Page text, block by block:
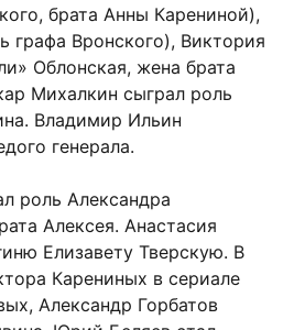
брата Анны Карениной),
графа Вронского), Виктория
Облонская, жена брата
Михалкин сыграл роль
Владимир Ильин
генерала.
роль Александра
Алексея. Анастасия
Елизавету Тверскую. В
Карениных в сериале
Александр Горбатов